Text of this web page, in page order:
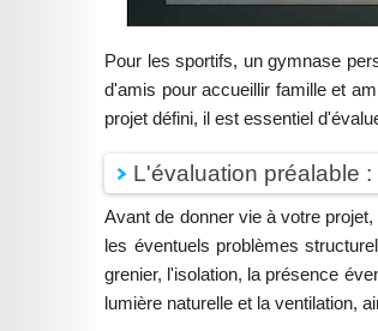
Pour les sportifs, un gymnase
d'amis pour accueillir famille et
projet défini, il est essentiel
L'évaluation préalable
Avant de donner vie à votre
les éventuels problèmes
grenier, l'isolation, la présence
lumière naturelle et la ventilation,